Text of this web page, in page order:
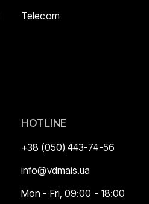
Telecom
HOTLINE
+38 (050) 443-74-56
info@vdmais.ua
Mon - Fri, 09:00 - 18:00